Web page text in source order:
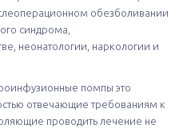
обезболивании
синдрома,
неонатологии, наркологии и
помпы это
отвечающие требованиям к
проводить лечение не